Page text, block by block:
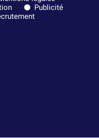
Publicité